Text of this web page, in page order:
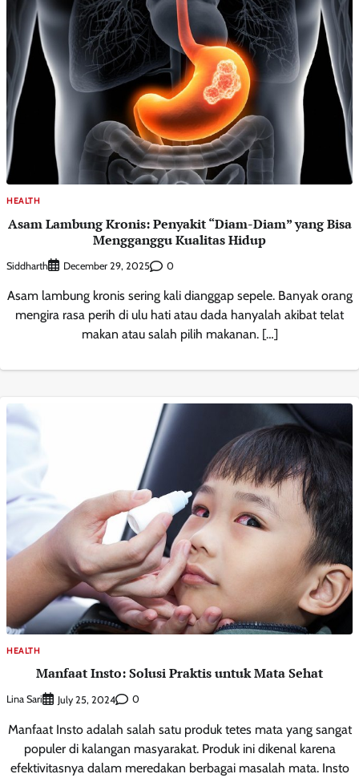
HEALTH
Asam Lambung Kronis: Penyakit “Diam-Diam” yang Bisa
Mengganggu Kualitas Hidup
Siddharth December 29, 2025 0
Asam lambung kronis sering kali dianggap sepele. Banyak orang
mengira rasa perih di ulu hati atau dada hanyalah akibat telat
makan atau salah pilih makanan. […]
HEALTH
Manfaat Insto: Solusi Praktis untuk Mata Sehat
Lina Sari July 25, 2024 0
Manfaat Insto adalah salah satu produk tetes mata yang sangat
populer di kalangan masyarakat. Produk ini dikenal karena
efektivitasnya dalam meredakan berbagai masalah mata. Insto